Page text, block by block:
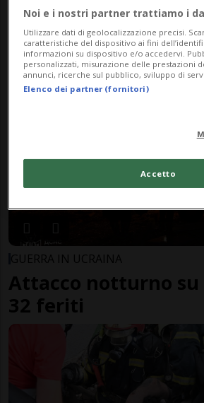
GUERRA IN UCRAINA
Mosca annuncia
conquiste
GUERRA IN UCRAINA
Attacco notturno su
32 feriti
Noi e i nostri partner trattiamo i
Utilizzare dati di geolocalizzazione precisi.
caratteristiche del dispositivo ai fini
informazioni su dispositivo e/o accedervi.
personalizzati, misurazione delle prestazioni
annunci, ricerche sul pubblico, sviluppo di
Elenco dei partner (fornitori)
Accetto